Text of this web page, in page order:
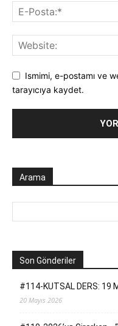
Ismimi, e-postamı ve
tarayıcıya kaydet.
Arama
Son Gönderiler
#114-KUTSAL DERS: 19
20 Mayıs 2026